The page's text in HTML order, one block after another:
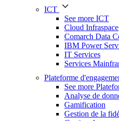
ICT
See more ICT
Cloud Infraspace
Comarch Data
IBM Power
IT Services
Services
Plateforme
See more
Analyse de
Gamification
Gestion de la